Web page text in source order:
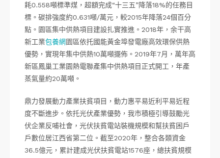
耗0.558噸標準煤，超額完成“十三五”降落18%的任務目
標。碳排強度約0.631噸/萬元，較2015年降落24個百分
點。園區集中供熱項目建設扎實推進。2018年，余干高
新工業包養網園區依托國能黃金埠發電廠高效環保供熱
優勢，實現年集中供熱10萬噸擺佈。2019年7月，萬年高
新區鳳巢工業園熱電聯產集中供熱項目正式開工，年產
蒸氣量約20萬噸。
鼎力發展動力產業扶貧項目，動力惠平易近利平易近程
度不斷進步。依托光伏產業優勢，我市積極引導鼓勵光
伏企業反哺社會，光伏扶貧電站裝機規模和幫扶貧困戶
戶數位居江西省第二位。截至2020年，整合各類資金
36.5億元，累計建成光伏扶貧電站1576座，總扶貧規模